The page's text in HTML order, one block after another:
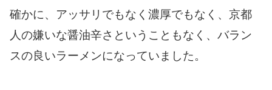
確かに、アッサリでもなく濃厚でもなく、京都
人の嫌いな醤油辛さということもなく、バラン
スの良いラーメンになっていました。